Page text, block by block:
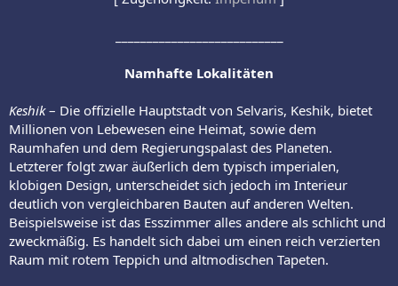
Namhafte Lokalitäten
Keshik– Die offizielle Hauptstadt von Selvaris, Keshik, bietet
Millionen von Lebewesen eine Heimat, sowie dem
Raumhafen und dem Regierungspalast des Planeten.
Letzterer folgt zwar äußerlich dem typisch imperialen,
klobigen Design, unterscheidet sich jedoch im Interieur
deutlich von vergleichbaren Bauten auf anderen Welten.
Beispielsweise ist das Esszimmer alles andere als schlicht und
zweckmäßig. Es handelt sich dabei um einen reich verzierten
Raum mit rotem Teppich und altmodischen Tapeten.